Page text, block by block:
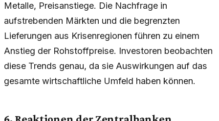
Metalle, Preisanstiege. Die Nachfrage in
aufstrebenden Märkten und die begrenzten
Lieferungen aus Krisenregionen führen zu einem
Anstieg der Rohstoffpreise. Investoren beobachten
diese Trends genau, da sie Auswirkungen auf das
gesamte wirtschaftliche Umfeld haben können.